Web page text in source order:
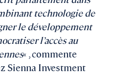
technologie de
le développement
l’accès au
« , commente
Sienna Investment